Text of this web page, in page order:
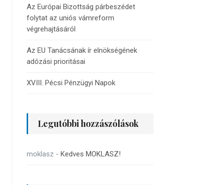
Az Európai Bizottság párbeszédet
folytat az uniós vámreform
végrehajtásáról
Az EU Tanácsának ír elnökségének
adózási prioritásai
XVIII. Pécsi Pénzügyi Napok
Legutóbbi hozzászólások
moklasz - Kedves MOKLASZ!